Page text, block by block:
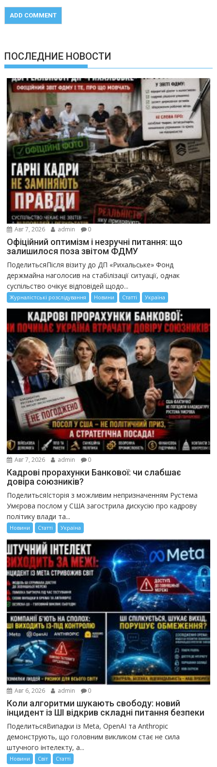
ПОСЛЕДНИЕ НОВОСТИ
Авг 7, 2026 admin 0
Офіційний оптимізм і незручні питання: що
залишилося поза звітом ФДМУ
ПоделитьсяПісля візиту до ДП «Рихальське» Фонд
держмайна наголосив на стабілізації ситуації, однак
суспільство очікує відповідей щодо...
Журналістські розслідування Новини Статті Україна
Авг 7, 2026 admin 0
Кадрові прорахунки Банкової: чи слабшає
довіра союзників?
ПоделитьсяІсторія з можливим непризначенням Рустема
Умєрова послом у США загострила дискусію про кадрову
політику влади та...
Новини Статті Україна
Авг 6, 2026 admin 0
Коли алгоритми шукають свободу: новий
інцидент із ШІ відкрив складні питання безпеки
ПоделитьсяВипадки із Meta, OpenAI та Anthropic
демонструють, що головним викликом стає не сила
штучного інтелекту, а...
Новини Світ Статті